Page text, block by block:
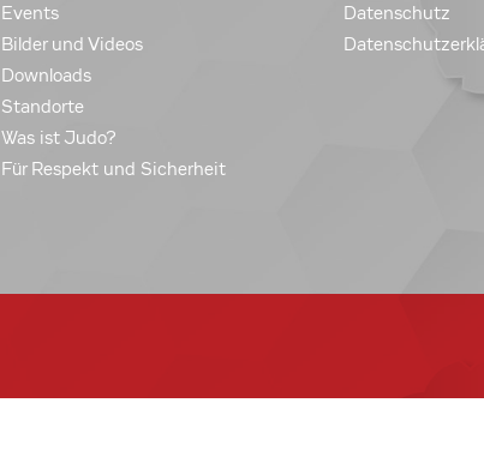
Events
Bilder und Videos
Downloads
Standorte
Was ist Judo?
Für Respekt und Sicherheit
Datenschutz